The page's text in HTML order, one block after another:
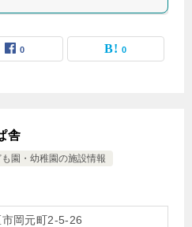
0 0
舎
園・幼稚園の施設情報
岡元町2-5-26